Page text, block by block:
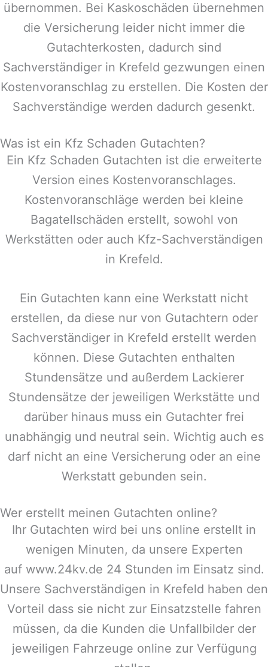
übernommen. Bei Kaskoschäden übernehmen
die Versicherung leider nicht immer die
Gutachterkosten, dadurch sind
Sachverständiger in Krefeld gezwungen einen
Kostenvoranschlag zu erstellen. Die Kosten der
Sachverständige werden dadurch gesenkt.
Was ist ein Kfz Schaden Gutachten?
Ein Kfz Schaden Gutachten ist die erweiterte
Version eines Kostenvoranschlages.
Kostenvoranschläge werden bei kleine
Bagatellschäden erstellt, sowohl von
Werkstätten oder auch Kfz-Sachverständigen
in Krefeld.
Ein Gutachten kann eine Werkstatt nicht
erstellen, da diese nur von Gutachtern oder
Sachverständiger in Krefeld erstellt werden
können. Diese Gutachten enthalten
Stundensätze und außerdem Lackierer
Stundensätze der jeweiligen Werkstätte und
darüber hinaus muss ein Gutachter frei
unabhängig und neutral sein. Wichtig auch es
darf nicht an eine Versicherung oder an eine
Werkstatt gebunden sein.
Wer erstellt meinen Gutachten online?
Ihr Gutachten wird bei uns online erstellt in
wenigen Minuten, da unsere Experten
auf www.24kv.de 24 Stunden im Einsatz sind.
Unsere Sachverständigen in Krefeld haben den
Vorteil dass sie nicht zur Einsatzstelle fahren
müssen, da die Kunden die Unfallbilder der
jeweiligen Fahrzeuge online zur Verfügung